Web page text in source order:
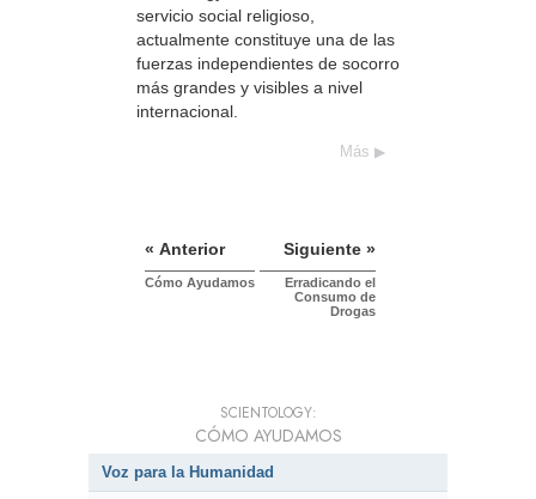
servicio social religioso,
actualmente constituye una de las
fuerzas independientes de socorro
más grandes y visibles a nivel
internacional.
Más
« Anterior
Cómo Ayudamos
Siguiente »
Erradicando el
Consumo de
Drogas
SCIENTOLOGY:
CÓMO AYUDAMOS
Voz para la Humanidad